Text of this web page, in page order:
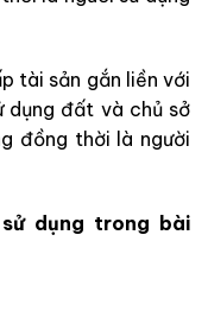
tài sản gắn liền với
dụng đất và chủ sở
đồng thời là người
dụng trong bài